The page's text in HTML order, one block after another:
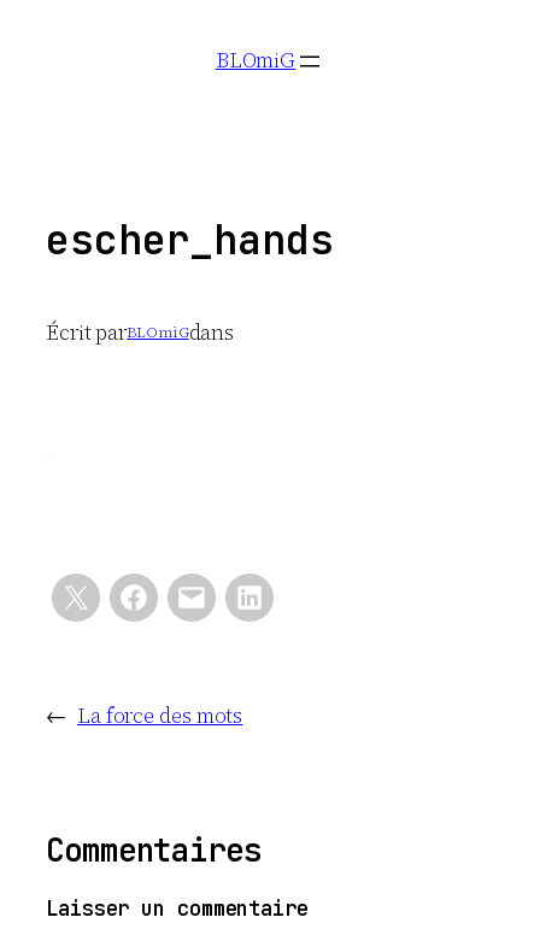
BLOmiG
escher_hands
Écrit parBLOmiGdans
← La force des mots
Commentaires
Laisser un commentaire